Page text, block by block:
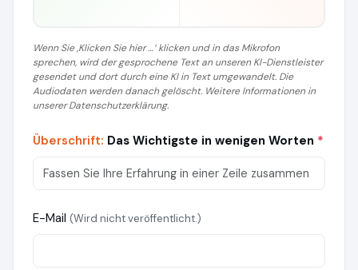
Wenn Sie ‚Klicken Sie hier …‘ klicken und in das Mikrofon
sprechen, wird der gesprochene Text an unseren KI-Dienstleister
gesendet und dort durch eine KI in Text umgewandelt. Die
Audiodaten werden danach gelöscht. Weitere Informationen in
unserer Datenschutzerklärung.
Überschrift: Das Wichtigste in wenigen Worten *
E-Mail (Wird nicht veröffentlicht.)